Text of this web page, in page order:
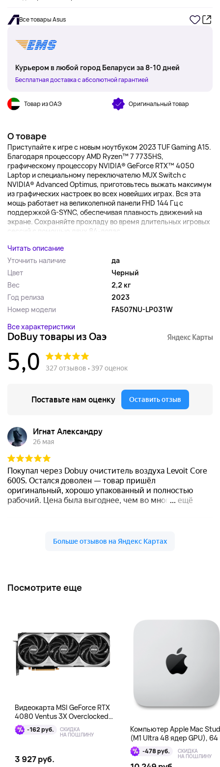
Все товары Asus
Курьером в любой город Беларуси за 8-10 дней
Бесплатная доставка с абсолютной гарантией
Товар из ОАЭ Оригинальный товар
О товаре
Приступайте к игре с новым ноутбуком 2023 TUF Gaming A15.
Благодаря процессору AMD Ryzen™ 7 7735HS,
графическому процессору NVIDIA® GeForce RTX™ 4050
Laptop и специальному переключателю MUX Switch с
NVIDIA® Advanced Optimus, приготовьтесь выжать максимум
из графических настроек во всех новейших играх. Вся эта
мощь работает на великолепной панели FHD 144 Гц с
поддержкой G-SYNC, обеспечивая плавность движений на
экране. Сохраняйте прохладу во время длительных игровых
сессий с помощью двух 84-лопас...
Читать описание
Уточнить наличие
да
Цвет
Черный
Вес
2,2 кг
Год релиза
2023
Номер модели
FA507NU-LP031W
Все характеристики
Посмотрите еще
Видеокарта MSI GeForce RTX
4080 Ventus 3X Overclocked
16GB DDR6X
-162 руб. СКИДКА
НА ПОШЛИНУ
3 927 руб.
Компьютер Apple Mac
(M1 Ultra 48 ядер GPU), 64
1 Тб -478 руб. СКИДКА
НА ПОШЛИНУ